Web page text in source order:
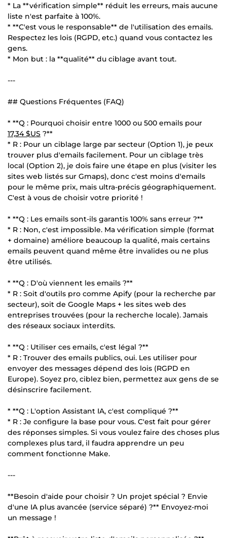
* La **vérification simple** réduit les erreurs, mais aucune
liste n'est parfaite à 100%.
* **C'est vous le responsable** de l'utilisation des emails.
Respectez les lois (RGPD, etc.) quand vous contactez les
gens.
* Mon but : la **qualité** du ciblage avant tout.
---
## Questions Fréquentes (FAQ)
* **Q : Pourquoi choisir entre 1000 ou 500 emails pour
17,34 $US ?**
* R : Pour un ciblage large par secteur (Option 1), je peux
trouver plus d'emails facilement. Pour un ciblage très
local (Option 2), je dois faire une étape en plus (visiter les
sites web listés sur Gmaps), donc c'est moins d'emails
pour le même prix, mais ultra-précis géographiquement.
C'est à vous de choisir votre priorité !
* **Q : Les emails sont-ils garantis 100% sans erreur ?**
* R : Non, c'est impossible. Ma vérification simple (format
+ domaine) améliore beaucoup la qualité, mais certains
emails peuvent quand même être invalides ou ne plus
être utilisés.
* **Q : D'où viennent les emails ?**
* R : Soit d'outils pro comme Apify (pour la recherche par
secteur), soit de Google Maps + les sites web des
entreprises trouvées (pour la recherche locale). Jamais
des réseaux sociaux interdits.
* **Q : Utiliser ces emails, c'est légal ?**
* R : Trouver des emails publics, oui. Les utiliser pour
envoyer des messages dépend des lois (RGPD en
Europe). Soyez pro, ciblez bien, permettez aux gens de se
désinscrire facilement.
* **Q : L'option Assistant IA, c'est compliqué ?**
* R : Je configure la base pour vous. C'est fait pour gérer
des réponses simples. Si vous voulez faire des choses plus
complexes plus tard, il faudra apprendre un peu
comment fonctionne Make.
---
**Besoin d'aide pour choisir ? Un projet spécial ? Envie
d'une IA plus avancée (service séparé) ?** Envoyez-moi
un message !